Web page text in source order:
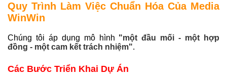
Quy Trình Làm Việc Chuẩn Hóa Của Media
WinWin
Chúng tôi áp dụng mô hình "một đầu mối - một hợp
đồng - một cam kết trách nhiệm".
Các Bước Triển Khai Dự Án